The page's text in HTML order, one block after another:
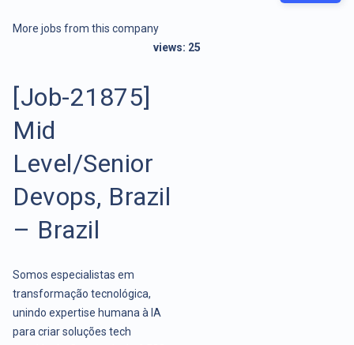
More jobs from this company
views: 25
[Job-21875]
Mid
Level/Senior
Devops, Brazil
– Brazil
Somos especialistas em
transformação tecnológica,
unindo expertise humana à IA
para criar soluções tech